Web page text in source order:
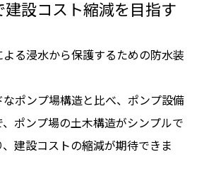
設コスト縮減を目指す
る浸水から保護するための防水装
ポンプ場構造と比べ、ポンプ設備
ポンプ場の土木構造がシンプルで
建設コストの縮減が期待できま